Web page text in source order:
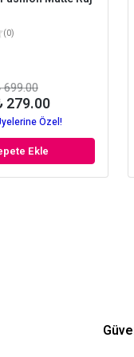
(0)
699.00
279.00
Özel!
Ekle